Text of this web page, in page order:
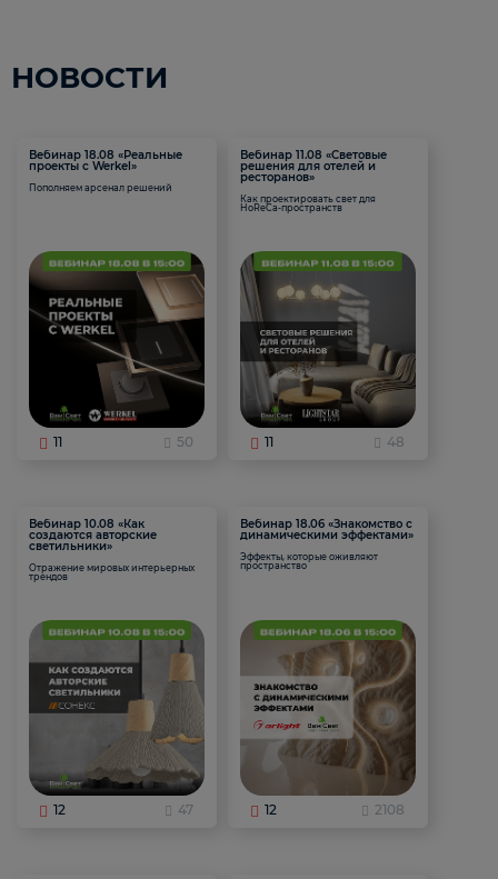
НОВОСТИ
Вебинар 18.08 «Реальные
проекты с Werkel»
Пополняем арсенал решений
11 50
Вебинар 11.08 «Световые
решения для отелей и
ресторанов»
Как проектировать свет для
HoReCa-пространств
11 48
Вебинар 10.08 «Как
создаются авторские
светильники»
Отражение мировых интерьерных
трендов
12 47
Вебинар 18.06 «Знакомство с
динамическими эффектами»
Эффекты, которые оживляют
пространство
12 2108